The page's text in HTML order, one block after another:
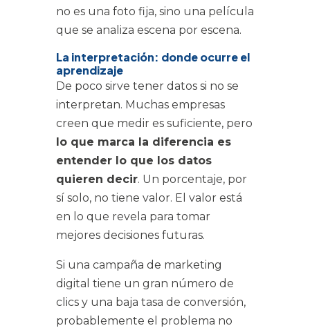
no es una foto fija, sino una película
que se analiza escena por escena.
La interpretación: donde ocurre el
aprendizaje
De poco sirve tener datos si no se
interpretan. Muchas empresas
creen que medir es suficiente, pero
lo que marca la diferencia es
entender lo que los datos
quieren decir. Un porcentaje, por
sí solo, no tiene valor. El valor está
en lo que revela para tomar
mejores decisiones futuras.
Si una campaña de marketing
digital tiene un gran número de
clics y una baja tasa de conversión,
probablemente el problema no